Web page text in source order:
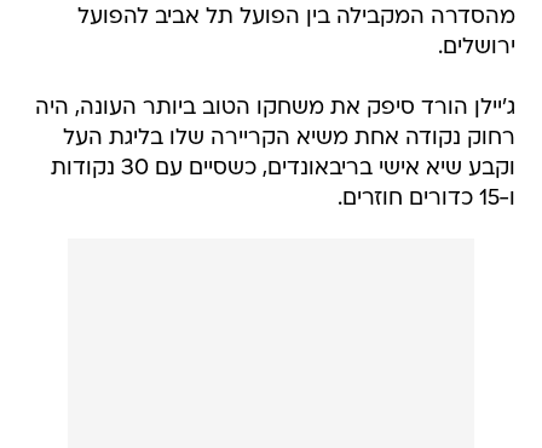
מהסדרה המקבילה בין הפועל תל אביב להפועל
ירושלים.
ג'יילן הורד סיפק את משחקו הטוב ביותר העונה, היה
רחוק נקודה אחת משיא הקריירה שלו בליגת העל
וקבע שיא אישי בריבאונדים, כשסיים עם 30 נקודות
ו-15 כדורים חוזרים.